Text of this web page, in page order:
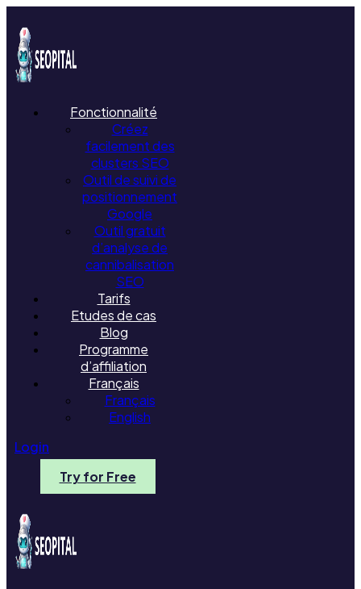
Fonctionnalité
Créez
facilement des
clusters SEO
Outil de suivi de
positionnement
Google
Outil gratuit
d’analyse de
cannibalisation
SEO
Tarifs
Etudes de cas
Blog
Programme
d’affiliation
Français
Français
English
Login
Try for Free